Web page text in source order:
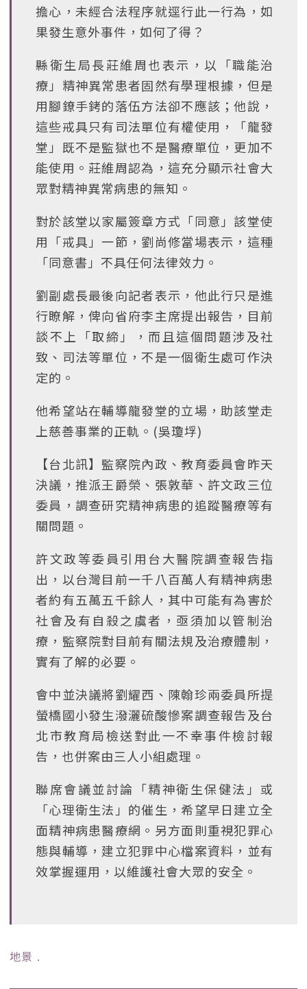
擔心，未經合法程序就逕行此一行為，如
果發生意外事件，如何了得？
縣衛生局長莊維周也表示，以「職能治
療」精神異常患者固然有學理根據，但是
用腳鐐手銬的落伍方法卻不應該；他說，
這些戒具只有司法單位有權使用，「龍發
堂」既不是監獄也不是醫療單位，更加不
能使用。莊維周認為，這充分顯示社會大
眾對精神異常病患的無知。
對於該堂以家屬簽章方式「同意」該堂使
用「戒具」一節，劉尚修當場表示，這種
「同意書」不具任何法律效力。
劉副處長最後向記者表示，他此行只是進
行瞭解，俾向省府李主席提出報告，目前
談不上「取締」，而且這個問題涉及社
致、司法等單位，不是一個衛生處可作決
定的。
他希望站在輔導龍發堂的立場，助該堂走
上慈善事業的正軌。(吳瓊垺)
【台北訊】監察院內政、教育委員會昨天
決議，推派王爵榮、張敦華、許文政三位
委員，調查研究精神病患的追蹤醫療等有
關問題。
許文政等委員引用台大醫院調查報告指
出，以台灣目前一千八百萬人有精神病患
者約有五萬五千餘人，其中可能有為害於
社會及有自殺之虞者，亟須加以管制治
療，監察院對目前有關法規及治療體制，
實有了解的必要。
會中並決議將劉耀西、陳翰珍兩委員所提
螢橋國小發生潑灑硫酸慘案調查報告及台
北市教育局檢送對此一不幸事件檢討報
告，也併案由三人小組處理。
聯席會議並討論「精神衛生保健法」或
「心理衛生法」的催生，希望早日建立全
面精神病患醫療網。另方面則重視犯罪心
態與輔導，建立犯罪中心檔案資料，並有
效掌握運用，以維護社會大眾的安全。
地景 ﹒